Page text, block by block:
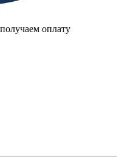
оплату